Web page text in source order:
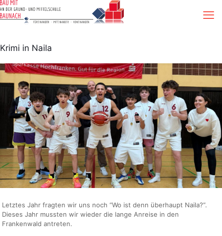
Krimi in Naila
Letztes Jahr fragten wir uns noch “Wo ist denn überhaupt Naila?”.
Dieses Jahr mussten wir wieder die lange Anreise in den
Frankenwald antreten.